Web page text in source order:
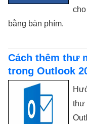
bằng bàn phím.
Cách thêm thư
trong Outlook
thư